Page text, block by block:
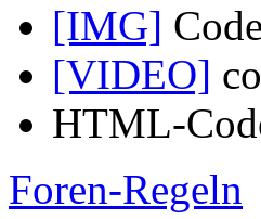
[IMG]
[VIDEO]
HTML-
Foren-Regeln